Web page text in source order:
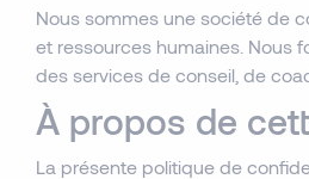
Nous sommes une société de
et ressources humaines. Nous
des services de conseil, de
À propos de
La présente politique de